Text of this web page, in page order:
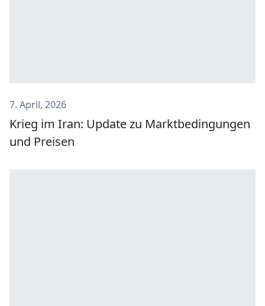
7. April, 2026
Krieg im Iran: Update zu Marktbedingungen
und Preisen